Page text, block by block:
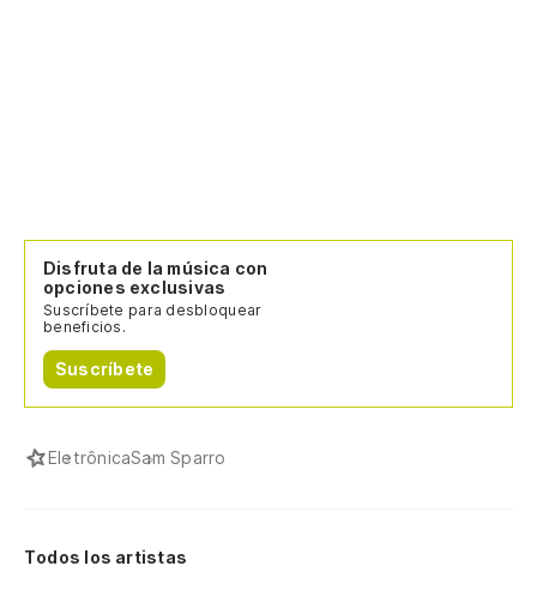
Disfruta de la música con
opciones exclusivas
Suscríbete para desbloquear
beneficios.
Suscríbete
EletrônicaSam Sparro
Todos los artistas